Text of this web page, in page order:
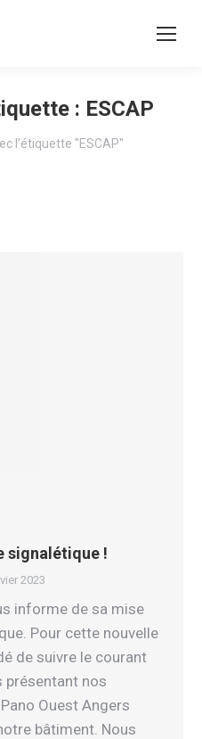
: ESCAP
l’étiquette "ESCAP"
signalétique !
2023
informe de sa mise
Pour cette nouvelle
de suivre le courant
présentant nos
Ouest Angers
bâtiment. Nous